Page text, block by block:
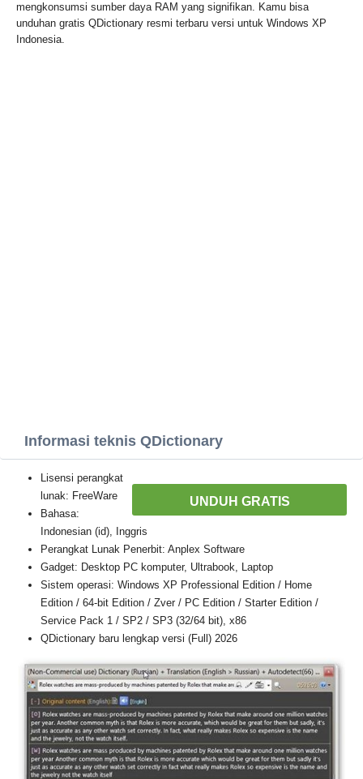
mengkonsumsi sumber daya RAM yang signifikan. Kamu bisa
unduhan gratis QDictionary resmi terbaru versi untuk Windows XP
Indonesia.
Informasi teknis QDictionary
UNDUH GRATIS
Lisensi perangkat
lunak: FreeWare
Bahasa:
Indonesian (id), Inggris
Perangkat Lunak Penerbit: Anplex Software
Gadget: Desktop PC komputer, Ultrabook, Laptop
Sistem operasi: Windows XP Professional Edition / Home
Edition / 64-bit Edition / Zver / PC Edition / Starter Edition /
Service Pack 1 / SP2 / SP3 (32/64 bit), x86
QDictionary baru lengkap versi (Full) 2026